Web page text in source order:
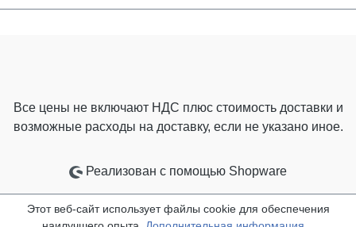
Все цены не включают НДС плюс стоимость доставки и
возможные расходы на доставку, если не указано иное.
Реализован с помощью Shopware
Этот веб-сайт использует файлы cookie для обеспечения